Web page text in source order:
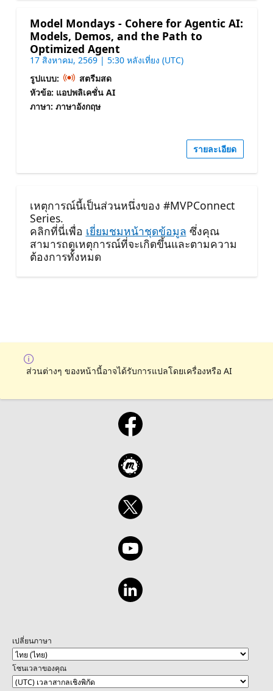
Model Mondays - Cohere for Agentic AI:
Models, Demos, and the Path to
Optimized Agent
17 สิงหาคม, 2569 | 5:30 หลังเที่ยง (UTC)
รูปแบบ:
สตรีมสด
หัวข้อ: แอปพลิเคชั่น AI
ภาษา: ภาษาอังกฤษ
รายละเอียด
เหตุการณ์นี้เป็นส่วนหนึ่งของ #MVPConnect
Series.
คลิกที่นี่เพื่อ เยี่ยมชมหน้าชุดข้อมูล ซึ่งคุณ
สามารถดูเหตุการณ์ที่จะเกิดขึ้นและตามความ
ต้องการทั้งหมด
ส่วนต่างๆ ของหน้านี้อาจได้รับการแปลโดยเครื่องหรือ AI
เปลี่ยนภาษา
โซนเวลาของคุณ